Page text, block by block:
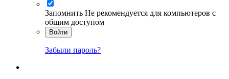
Запомнить Не рекомендуется для компьютеров с
общим доступом
Войти
Забыли пароль?